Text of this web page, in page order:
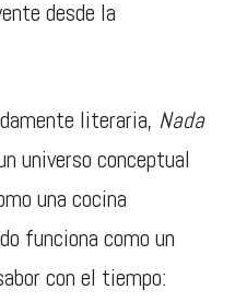
desde la
literaria, Nada
universo conceptual
una cocina
funciona como un
con el tiempo: